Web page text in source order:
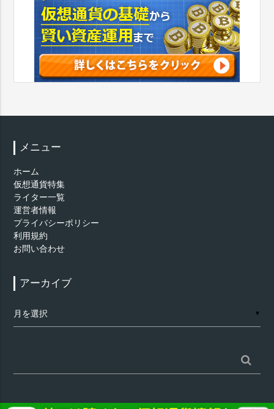
メニュー
ホーム
仮想通貨特集
ライター一覧
運営者情報
プライバシーポリシー
利用規約
お問い合わせ
アーカイブ
ー
▼
索: